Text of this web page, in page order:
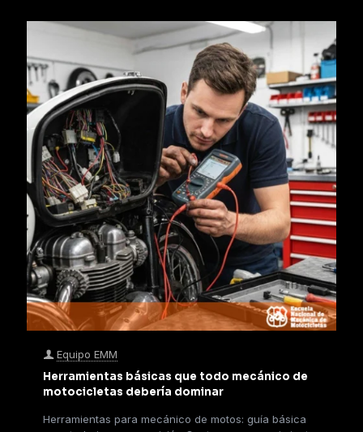
Equipo EMM
Herramientas básicas que todo mecánico de
motocicletas debería dominar
Herramientas para mecánico de motos: guía básica